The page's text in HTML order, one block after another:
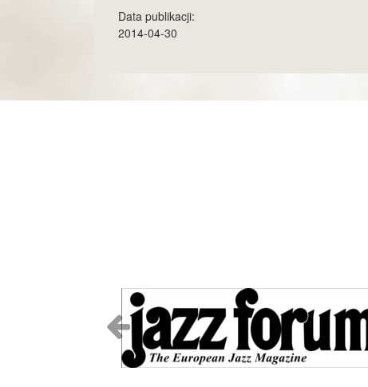
Data publikacji:
2014-04-30